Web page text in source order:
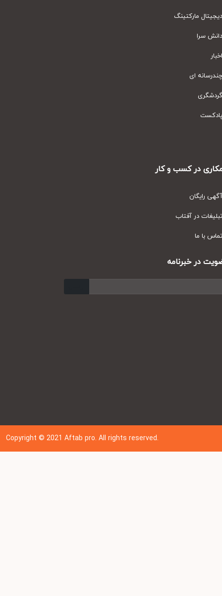
مارکتینگ
سرا
ای
در کسب و کار
رایگان
در آفتاب
با ما
در خبرنامه
Copyright © 202 1Aftab pro. All rights reserved.